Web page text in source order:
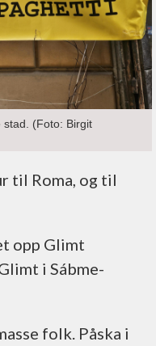
(Foto: Birgit
til Roma, og til
opp Glimt
i Sábme-
folk. Påska i